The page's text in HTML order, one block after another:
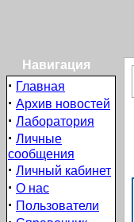
Навигация
· Главная
· Архив новостей
· Лаборатория
· Личные
сообщения
· Личный кабинет
· О нас
· Пользователи